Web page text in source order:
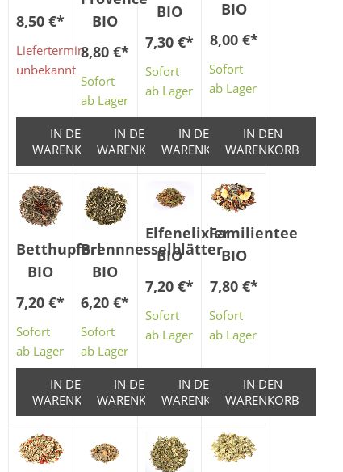
8,50 €*
Liefertermin
unbekannt
IN DEN
WARENKORB
BIO
8,80 €*
Sofort
ab Lager
IN DEN
WARENKORB
BIO
7,30 €*
Sofort
ab Lager
IN DEN
WARENKORB
BIO
8,00 €*
Sofort
ab Lager
IN DEN
WARENKORB
Betthupferl
BIO
7,20 €*
Sofort
ab Lager
IN DEN
WARENKORB
Brennnesselblätter
BIO
6,20 €*
Sofort
ab Lager
IN DEN
WARENKORB
Elfenelixier
BIO
7,20 €*
Sofort
ab Lager
IN DEN
WARENKORB
Familientee
BIO
7,80 €*
Sofort
ab Lager
IN DEN
WARENKORB